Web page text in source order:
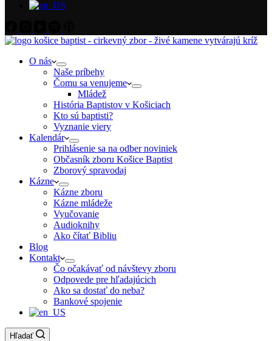
O nás
Naše príbehy
Čomu sa venujeme
Mládež
História Baptistov v Košiciach
Kto sú baptisti?
Vyznanie viery
Kalendár
Prihlásenie sa na odber noviniek
Občasník zboru Košice Baptist
Zborový spravodaj
Kázne
Kázne zboru
Kázne mládeže
Vyučovanie
Audioknihy
Ako čítať Bibliu
Blog
Kontakt
Čo očakávať od návštevy zboru
Odpovede pre hľadajúcich
Ako sa dostať do neba?
Bankové spojenie
Hľadať